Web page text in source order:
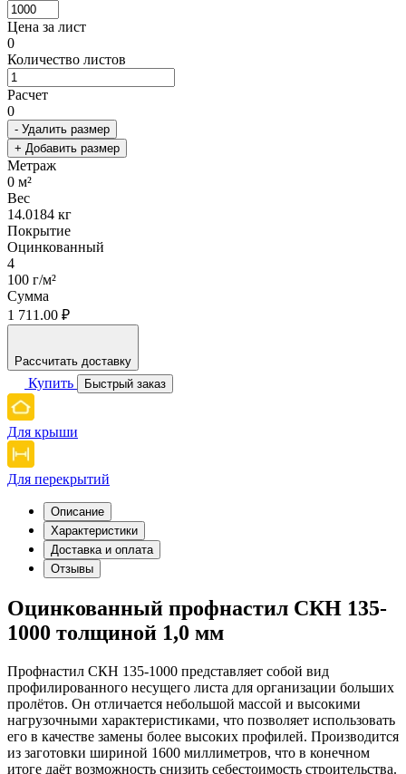
Цена за лист
0
Количество листов
Расчет
0
- Удалить размер
+ Добавить размер
Метраж
0 м²
Вес
14.0184 кг
Покрытие
Оцинкованный
4
100 г/м²
Сумма
1 711.00 ₽
Рассчитать доставку
Купить Быстрый заказ
Для крыши
Для перекрытий
Описание
Характеристики
Доставка и оплата
Отзывы
Оцинкованный профнастил СКН 135-
1000 толщиной 1,0 мм
Профнастил СКН 135-1000 представляет собой вид
профилированного несущего листа для организации больших
пролётов. Он отличается небольшой массой и высокими
нагрузочными характеристиками, что позволяет использовать
его в качестве замены более высоких профилей. Производится
из заготовки шириной 1600 миллиметров, что в конечном
итоге даёт возможность снизить себестоимость строительства.